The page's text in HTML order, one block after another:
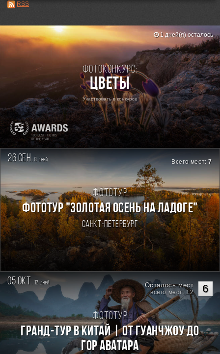
RSS
Фотоконкурс:
Цветы
Участвовать в конкурсе
1 дней(я) осталось
26 сен. 8дней Всего мест:7
Фототур
ФОТОТУР "ЗОЛОТАЯ ОСЕНЬ НА ЛАДОГЕ"
Санкт-Петербург
05 окт. 12 дней 6
Осталось мест
всего мест: 12
Фототур
Гранд-тур в Китай | От Гуанчжоу до
гор Аватара